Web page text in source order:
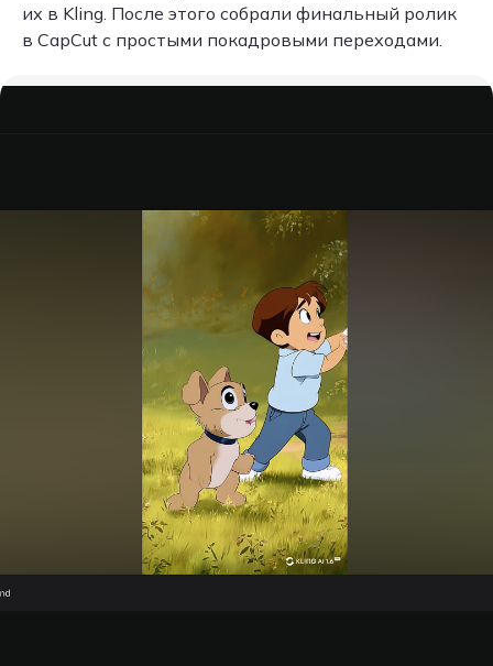
их в Kling. После этого собрали финальный ролик
в CapCut с простыми покадровыми переходами.